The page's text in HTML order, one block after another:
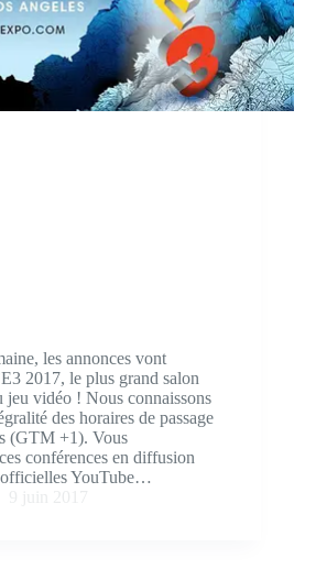
les annonces vont
2017, le plus grand salon
jeu vidéo ! Nous connaissons
des horaires de passage
(GTM +1). Vous
conférences en diffusion
officielles YouTube…